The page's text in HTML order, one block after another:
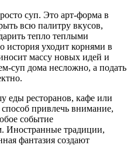
суп. Это арт-форма в
всю палитру вкусов,
тепло теплыми
история уходит корнями в
массу новых идей и
суп дома несложно, а подать
еды ресторанов, кафе или
привлечь внимание,
событие
Иностранные традиции,
фантазия создают